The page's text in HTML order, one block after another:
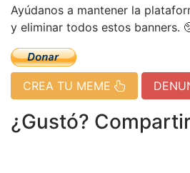
Ayúdanos a mantener la
y eliminar todos estos banners.
CREA TU MEME
¿Gustó?